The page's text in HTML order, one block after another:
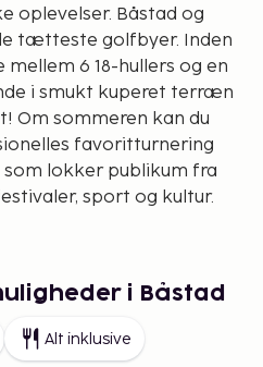
oplevelser. Båstad og
tætteste golfbyer. Inden
6 18-hullers og en
i smukt kuperet terræn
Om sommeren kan du
favoritturnering
som lokker publikum fra
sport og kultur.
i Båstad
Alt inklusive